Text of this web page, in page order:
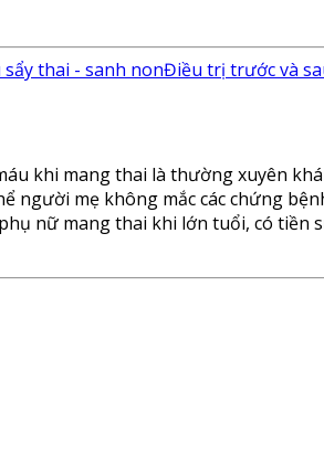
thai - sanh nonĐiều trị trước và
khi mang thai là thường xuyên
mẹ không mắc các chứng
nữ mang thai khi lớn tuổi, có